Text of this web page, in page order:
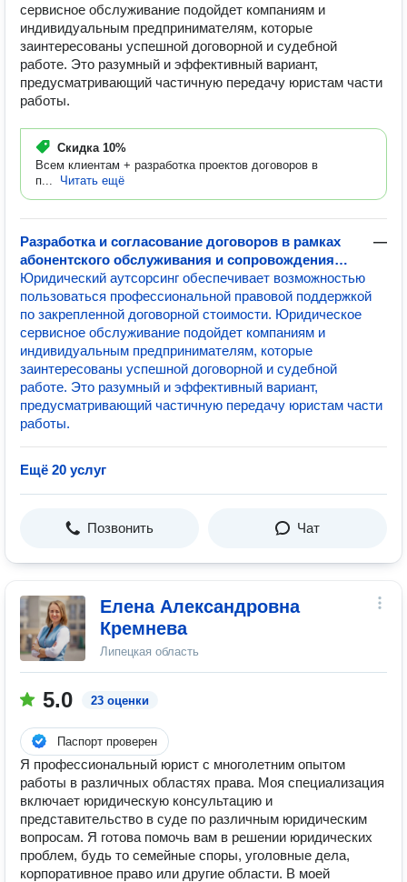
сервисное обслуживание подойдет компаниям и
индивидуальным предпринимателям, которые
заинтересованы успешной договорной и судебной
работе. Это разумный и эффективный вариант,
предусматривающий частичную передачу юристам части
работы.
Скидка 10%
Всем клиентам + разработка проектов договоров в
п...
Читать ещё
Разработка и согласование договоров в рамках
абонентского обслуживания и сопровождения
бизнеса
—
Юридический аутсорсинг обеспечивает возможностью
пользоваться профессиональной правовой поддержкой
по закрепленной договорной стоимости. Юридическое
сервисное обслуживание подойдет компаниям и
индивидуальным предпринимателям, которые
заинтересованы успешной договорной и судебной
работе. Это разумный и эффективный вариант,
предусматривающий частичную передачу юристам части
работы.
Ещё 20 услуг
Позвонить Чат
Елена Александровна
Кремнева
Липецкая область
5.0 23 оценки
Паспорт проверен
Я профессиональный юрист с многолетним опытом
работы в различных областях права. Моя специализация
включает юридическую консультацию и
представительство в суде по различным юридическим
вопросам. Я готова помочь вам в решении юридических
проблем, будь то семейные споры, уголовные дела,
корпоративное право или другие области. В моей